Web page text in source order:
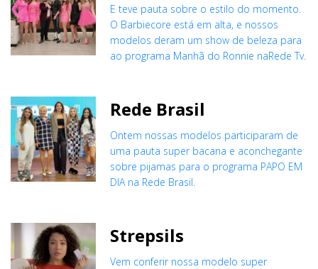
E teve pauta sobre o estilo do momento.
O Barbiecore está em alta, e nossos
modelos deram um show de beleza para
ao programa Manhã do Ronnie naRede Tv.
Rede Brasil
Ontem nossas modelos participaram de
uma pauta super bacana e aconchegante
sobre pijamas para o programa PAPO EM
DIA na Rede Brasil.
Strepsils
Vem conferir nossa modelo super